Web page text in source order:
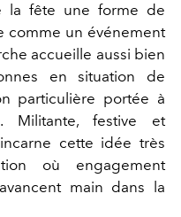
la fête une forme de
comme un événement
accueille aussi bien
en situation de
particulière portée à
Militante, festive et
incarne cette idée très
où engagement
main dans la